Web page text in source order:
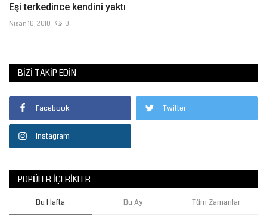
Eşi terkedince kendini yaktı
Nisan 16, 2010 0
BIZI TAKIP EDIN
Facebook Twitter
Instagram
POPÜLER İÇERIKLER
Bu Hafta Bu Ay Tüm Zamanlar